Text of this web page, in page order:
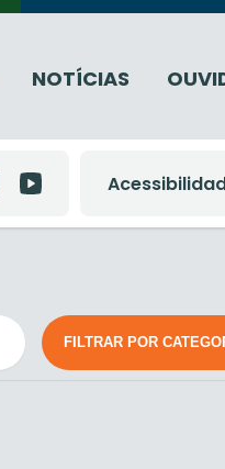
NOTÍCIAS
FILTRAR POR